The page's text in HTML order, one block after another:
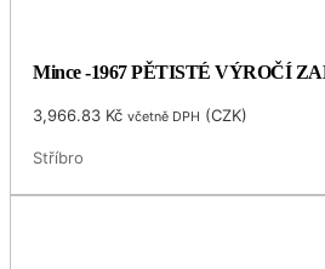
Mince -1967 PĚTISTÉ VÝROČÍ
3,966.83 Kč včetně DPH (CZK)
Stříbro